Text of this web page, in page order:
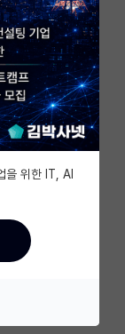
을 위한 IT, AI